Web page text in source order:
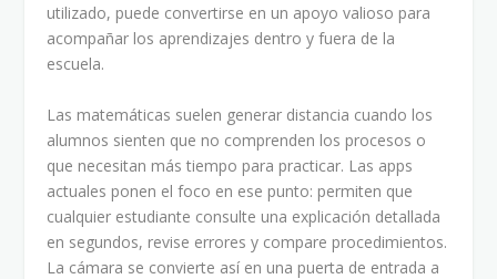
utilizado, puede convertirse en un apoyo valioso para
acompañar los aprendizajes dentro y fuera de la
escuela.
Las matemáticas suelen generar distancia cuando los
alumnos sienten que no comprenden los procesos o
que necesitan más tiempo para practicar. Las apps
actuales ponen el foco en ese punto: permiten que
cualquier estudiante consulte una explicación detallada
en segundos, revise errores y compare procedimientos.
La cámara se convierte así en una puerta de entrada a